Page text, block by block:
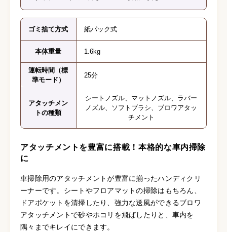
ゴミ捨て方式 紙パック式
本体重量 1.6kg
運転時間（標
準モード）
25分
アタッチメン
トの種類
シートノズル、マットノズル、ラバー
ノズル、ソフトブラシ、ブロワアタッ
チメント
アタッチメントを豊富に搭載！本格的な車内掃除
に
車掃除用のアタッチメントが豊富に揃ったハンディクリ
ーナーです。シートやフロアマットの掃除はもちろん、
ドアポケットを清掃したり、強力な送風ができるブロワ
アタッチメントで砂やホコリを飛ばしたりと、車内を
隅々までキレイにできます。